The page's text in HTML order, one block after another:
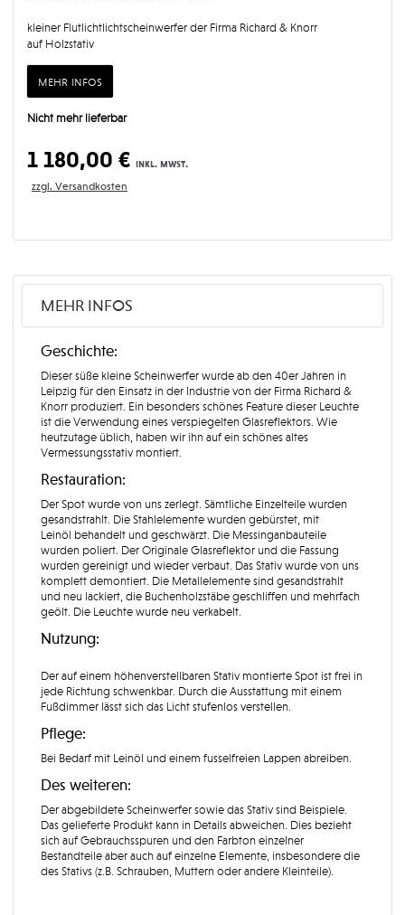
kleiner Flutlichtlichtscheinwerfer der Firma Richard & Knorr
auf Holzstativ
mehr infos
Nicht mehr lieferbar
1 180,00 € inkl. mwst.
zzgl. Versandkosten
MEHR INFOS
Geschichte:
Dieser süße kleine Scheinwerfer wurde ab den 40er Jahren in
Leipzig für den Einsatz in der Industrie von der Firma Richard &
Knorr produziert. Ein besonders schönes Feature dieser Leuchte
ist die Verwendung eines verspiegelten Glasreflektors. Wie
heutzutage üblich, haben wir ihn auf ein schönes altes
Vermessungsstativ montiert.
Restauration:
Der Spot wurde von uns zerlegt. Sämtliche Einzelteile wurden
gesandstrahlt. Die Stahlelemente wurden gebürstet, mit
Leinöl behandelt und geschwärzt. Die Messinganbauteile
wurden poliert. Der Originale Glasreflektor und die Fassung
wurden gereinigt und wieder verbaut. Das Stativ wurde von uns
komplett demontiert. Die Metallelemente sind gesandstrahlt
und neu lackiert, die Buchenholzstäbe geschliffen und mehrfach
geölt. Die Leuchte wurde neu verkabelt.
Nutzung:
Der auf einem höhenverstellbaren Stativ montierte Spot ist frei in
jede Richtung schwenkbar. Durch die Ausstattung mit einem
Fußdimmer lässt sich das Licht stufenlos verstellen.
Pflege:
Bei Bedarf mit Leinöl und einem fusselfreien Lappen abreiben.
Des weiteren:
Der abgebildete Scheinwerfer sowie das Stativ sind Beispiele.
Das gelieferte Produkt kann in Details abweichen. Dies bezieht
sich auf Gebrauchsspuren und den Farbton einzelner
Bestandteile aber auch auf einzelne Elemente, insbesondere die
des Stativs (z.B. Schrauben, Muttern oder andere Kleinteile).